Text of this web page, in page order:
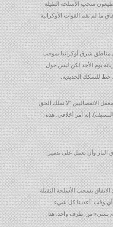
الأسلحة الثقيلة
الأوكرانية
أوكرانيا بموجب
لكن ليس حول
“لا نملك الحق
أخلاقي. هذه
نعمل على تدمير
الأسلحة الثقيلة
كل شيء
طرف واحد. هذا